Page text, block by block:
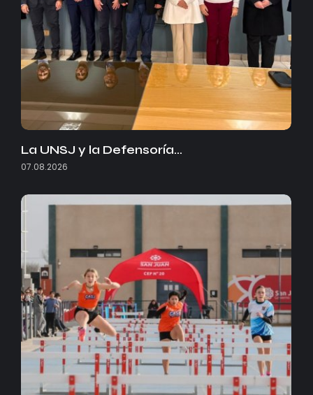
La UNSJ y la Defensoría…
07.08.2026